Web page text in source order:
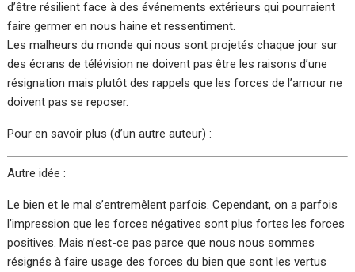
d’être résilient face à des événements extérieurs qui pourraient
faire germer en nous haine et ressentiment.
Les malheurs du monde qui nous sont projetés chaque jour sur
des écrans de télévision ne doivent pas être les raisons d’une
résignation mais plutôt des rappels que les forces de l’amour ne
doivent pas se reposer.
Pour en savoir plus (d’un autre auteur) :
Autre idée :
Le bien et le mal s’entremêlent parfois. Cependant, on a parfois
l’impression que les forces négatives sont plus fortes les forces
positives. Mais n’est-ce pas parce que nous nous sommes
résignés à faire usage des forces du bien que sont les vertus